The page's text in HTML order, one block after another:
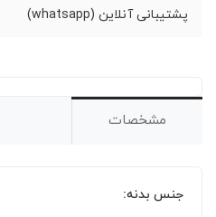
پشتیبانی آنلاین (whatsapp)
مشخصات
جنس بدنه: